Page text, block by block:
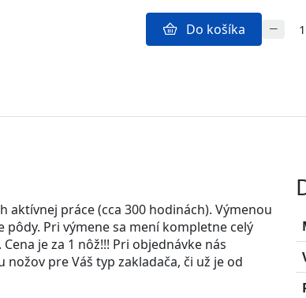
Do košíka
práce (cca 300 hodinách). Výmenou
Pri výmene sa mení kompletne celý
je za 1 nôž!!! Pri objednávke nás
pre Váš typ zakladača, či už je od